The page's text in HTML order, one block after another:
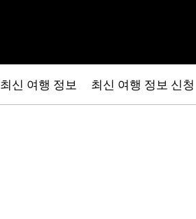
최신 여행 정보 최신 여행 정보 신청